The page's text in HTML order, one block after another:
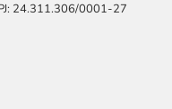
24.311.306/0001-27